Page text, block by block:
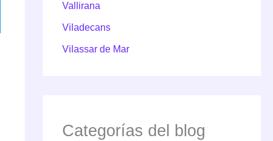
Vallirana
Viladecans
Vilassar de Mar
Categorías del blog